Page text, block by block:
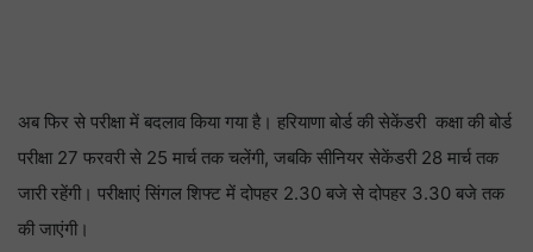
अब फिर से परीक्षा में बदलाव किया गया है। हरियाणा बोर्ड की सेकेंडरी कक्षा की बोर्ड
परीक्षा 27 फरवरी से 25 मार्च तक चलेंगी, जबकि सीनियर सेकेंडरी 28 मार्च तक
जारी रहेंगी। परीक्षाएं सिंगल शिफ्ट में दोपहर 2.30 बजे से दोपहर 3.30 बजे तक
की जाएंगी।